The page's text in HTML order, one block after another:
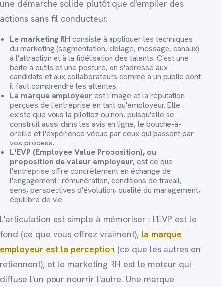
une démarche solide plutôt que d'empiler des
actions sans fil conducteur.
Le marketing RH consiste à appliquer les techniques
du marketing (segmentation, ciblage, message, canaux)
à l'attraction et à la fidélisation des talents. C'est une
boîte à outils et une posture, on s'adresse aux
candidats et aux collaborateurs comme à un public dont
il faut comprendre les attentes.
La marque employeurest l'image et la réputation
perçues de l'entreprise en tant qu'employeur. Elle
existe que vous la pilotiez ou non, puisqu'elle se
construit aussi dans les avis en ligne, le bouche-à-
oreille et l'expérience vécue par ceux qui passent par
vos process.
L'EVP (Employee Value Proposition), ou
proposition de valeur employeur,est ce que
l'entreprise offre concrètement en échange de
l'engagement : rémunération, conditions de travail,
sens, perspectives d'évolution, qualité du management,
équilibre de vie.
L'articulation est simple à mémoriser : l'EVP est le
fond (ce que vous offrez vraiment), la marque
employeur est la perception (ce que les autres en
retiennent), et le marketing RH est le moteur qui
diffuse l'un pour nourrir l'autre. Une marque